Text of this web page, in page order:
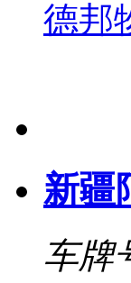
德邦
新疆
车牌